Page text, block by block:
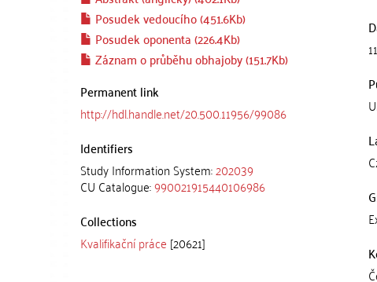
Posudek vedoucího (451.6Kb)
Posudek oponenta (226.4Kb)
Záznam o průběhu obhajoby (151.7Kb)
Permanent link
http://hdl.handle.net/20.500.11956/99086
Identifiers
Study Information System:202039
CU Catalogue:990021915440106986
Collections
Kvalifikační práce [20621]